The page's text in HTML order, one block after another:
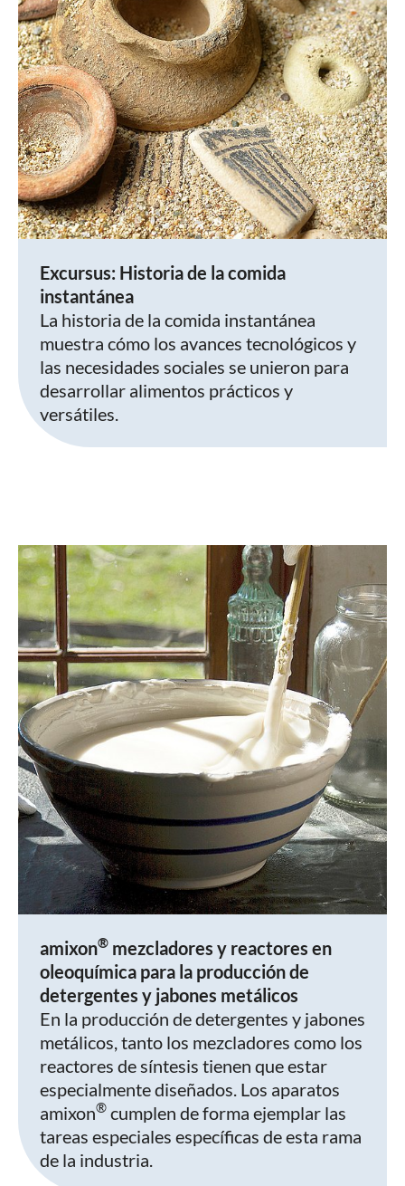
Excursus: Historia de la comida
instantánea
La historia de la comida instantánea
muestra cómo los avances tecnológicos y
las necesidades sociales se unieron para
desarrollar alimentos prácticos y
versátiles.
amixon® mezcladores y reactores en
oleoquímica para la producción de
detergentes y jabones metálicos
En la producción de detergentes y jabones
metálicos, tanto los mezcladores como los
reactores de síntesis tienen que estar
especialmente diseñados. Los aparatos
amixon® cumplen de forma ejemplar las
tareas especiales específicas de esta rama
de la industria.